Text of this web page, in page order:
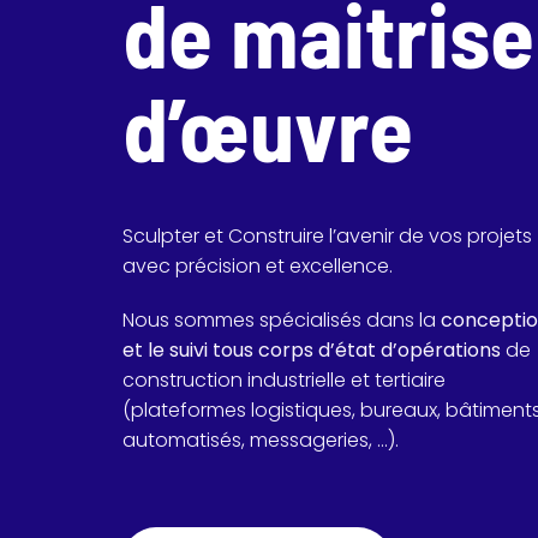
de maitrise
d’œuvre
Sculpter et Construire l’avenir de vos projets
avec précision et excellence.
Nous sommes spécialisés dans la
et le suivi tous corps d’état d’opérationsde
construction industrielle et tertiaire
(plateformes logistiques, bureaux,
automatisés, messageries, …).